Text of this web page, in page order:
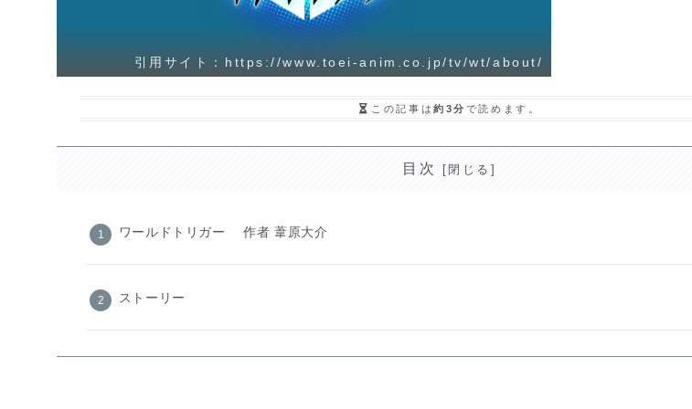
引用サイト：https://www.toei-anim.co.jp/tv/wt/about/
この記事は約3分 で読めます。
目次
ワールドトリガー 作者 葦原大介
ストーリー